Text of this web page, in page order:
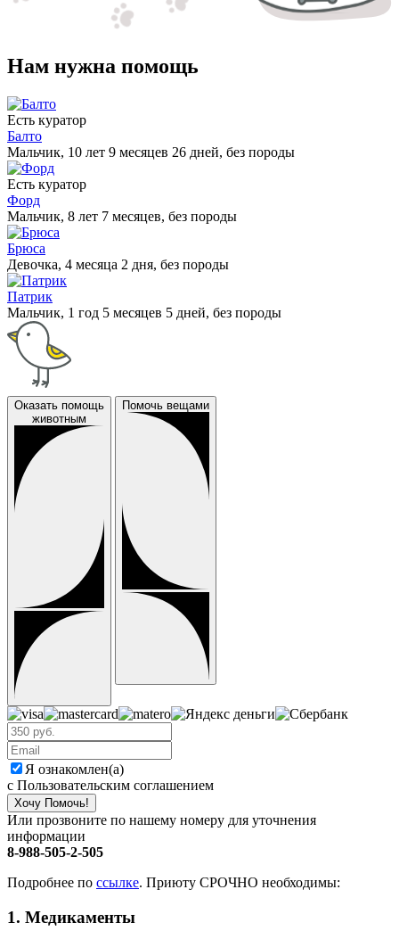
Нам нужна помощь
Есть куратор
Балто
Мальчик, 10 лет 9 месяцев 26 дней, без породы
Есть куратор
Форд
Мальчик, 8 лет 7 месяцев, без породы
Брюса
Девочка, 4 месяца 2 дня, без породы
Патрик
Мальчик, 1 год 5 месяцев 5 дней, без породы
Оказать помощь
животным
Помочь вещами
Я ознакомлен(а)
с Пользовательским соглашением
Хочу Помочь!
Или прозвоните по нашему номеру для уточнения
информации
8-988-505-2-505
Подробнее по ссылке. Приюту СРОЧНО необходимы:
1. Медикаменты